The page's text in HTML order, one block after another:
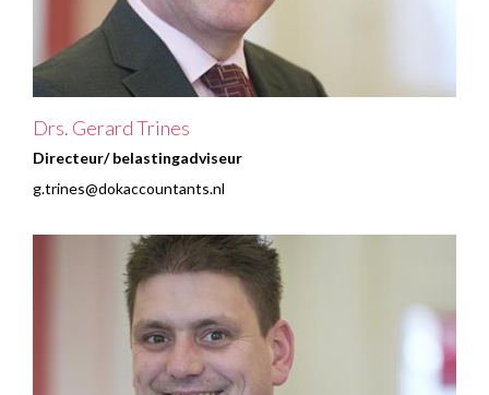
Drs. Gerard Trines
Directeur/ belastingadviseur
g.trines@dokaccountants.nl